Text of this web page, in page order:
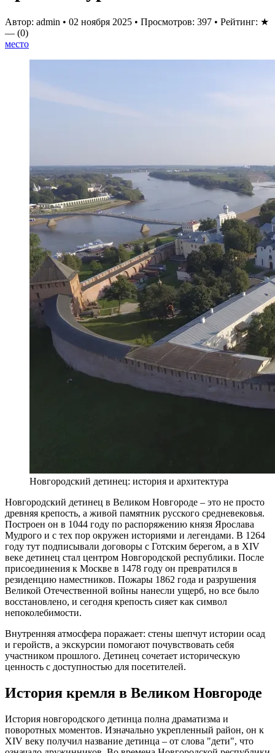
Автор: admin • 02 ноября 2025 • Просмотров: 397 • Рейтинг: ★
— (0)
место
Новгородский детинец: история и архитектура
Новгородский детинец в Великом Новгороде – это не просто
древняя крепость, а живой памятник русского средневековья.
Построен он в 1044 году по распоряжению князя Ярослава
Мудрого и с тех пор окружен историями и легендами. В 1264
году тут подписывали договоры с Готским берегом, а в XIV
веке детинец стал центром Новгородской республики. После
присоединения к Москве в 1478 году он превратился в
резиденцию наместников. Пожары 1862 года и разрушения
Великой Отечественной войны нанесли ущерб, но все было
восстановлено, и сегодня крепость сияет как символ
непоколебимости.
Внутренняя атмосфера поражает: стены шепчут истории осад
и геройств, а экскурсии помогают почувствовать себя
участником прошлого. Детинец сочетает историческую
ценность с доступностью для посетителей.
История кремля в Великом Новгороде
История новгородского детинца полна драматизма и
поворотных моментов. Изначально укрепленный район, он к
XIV веку получил название детинца – от слова "дети", что